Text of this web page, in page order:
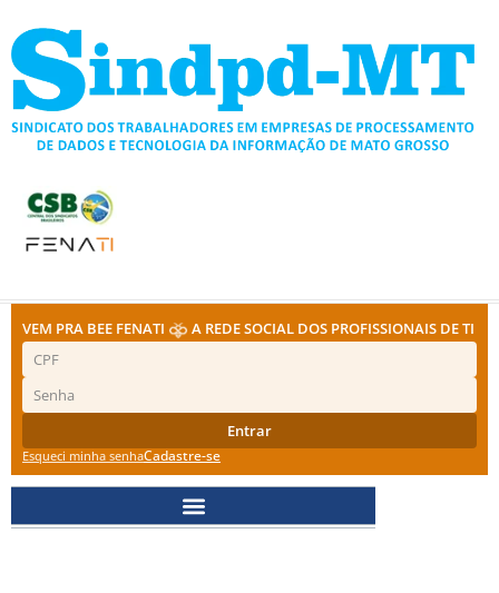
para
conteúdo
VEM PRA BEE FENATI A REDE SOCIAL DOS PROFISSIONAIS DE TI
Entrar
Esqueci minha senhaCadastre-se